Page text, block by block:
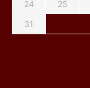
24
25
31